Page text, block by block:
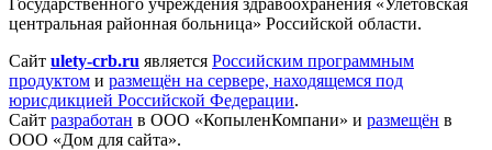
Государственного учреждения здравоохранения «Улётовская
центральная районная больница» Российской области.
Сайт ulety-crb.ru является Российским программным
продуктом и размещён на сервере, находящемся под
юрисдикцией Российской Федерации.
Сайт разработан в ООО «КопыленКомпани» и размещён в
ООО «Дом для сайта».